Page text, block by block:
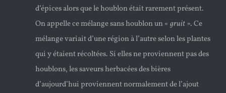
d’épices alors que le houblon était rarement présent.
On appelle ce mélange sans houblon un « gruit ». Ce
mélange variait d’une région à l’autre selon les plantes
qui y étaient récoltées. Si elles ne proviennent pas des
houblons, les saveurs herbacées des bières
d’aujourd’hui proviennent normalement de l’ajout